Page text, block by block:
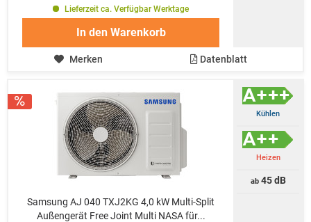
Lieferzeit ca. Verfügbar Werktage
In den Warenkorb
Merken Datenblatt
Samsung AJ 040 TXJ2KG 4,0 kW Multi-Split
Außengerät Free Joint Multi NASA für...
Kühlen
Heizen
ab45 dB